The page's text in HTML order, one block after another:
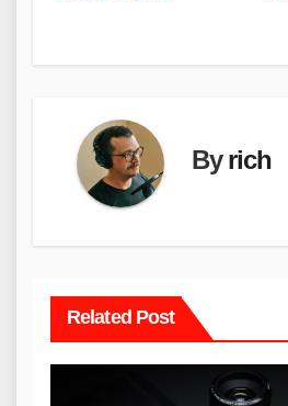
覽
Byrich
Related Post